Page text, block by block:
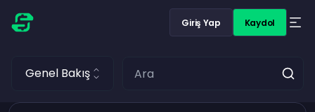
Giriş Yap Kaydol
Genel Bakış